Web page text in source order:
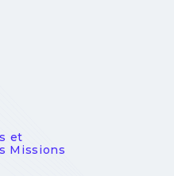
et
Missions